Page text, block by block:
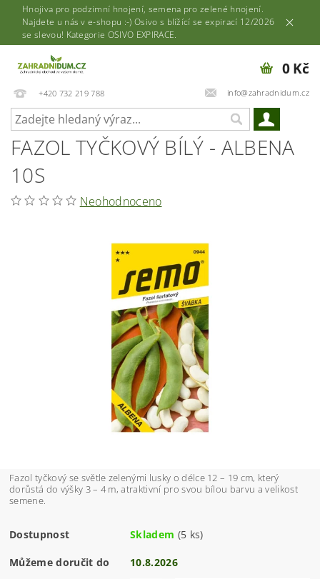
Hnojiva pro podzimní hnojení, semena pro zelené hnojení.
Najdete u nás v e-shopu :-) Osivo s blížící se expirací 12/2026
se slevou! Kategorie OSIVO EXPIRACE.
+420 732 219 788 info@zahradnidum.cz
0 Kč
FAZOL TYČKOVÝ BÍLÝ - ALBENA
10S
Neohodnoceno
Fazol tyčkový se světle zelenými lusky o délce 12 – 19 cm, který
dorůstá do výšky 3 – 4 m, atraktivní pro svou bílou barvu a velikost
semene.
Dostupnost Skladem (5 ks)
Můžeme doručit do 10.8.2026